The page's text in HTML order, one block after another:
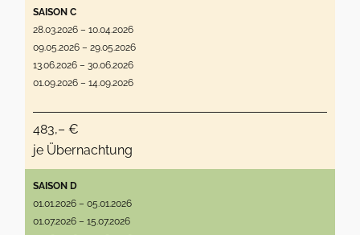
SAISON C
28.03.2026 – 10.04.2026
09.05.2026 – 29.05.2026
13.06.2026 – 30.06.2026
01.09.2026 – 14.09.2026
483,– €
je Übernachtung
SAISON D
01.01.2026 – 05.01.2026
01.07.2026 – 15.07.2026